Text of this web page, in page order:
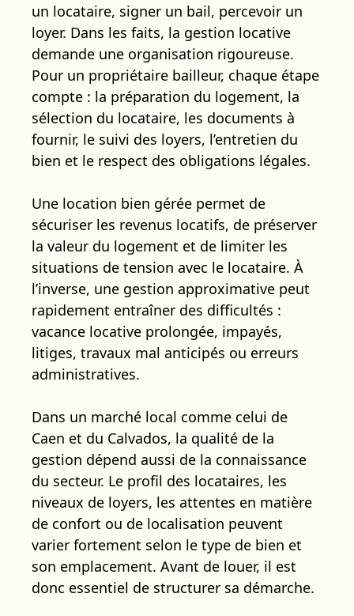
un locataire, signer un bail, percevoir un
loyer. Dans les faits, la gestion locative
demande une organisation rigoureuse.
Pour un propriétaire bailleur, chaque étape
compte : la préparation du logement, la
sélection du locataire, les documents à
fournir, le suivi des loyers, l’entretien du
bien et le respect des obligations légales.
Une location bien gérée permet de
sécuriser les revenus locatifs, de préserver
la valeur du logement et de limiter les
situations de tension avec le locataire. À
l’inverse, une gestion approximative peut
rapidement entraîner des difficultés :
vacance locative prolongée, impayés,
litiges, travaux mal anticipés ou erreurs
administratives.
Dans un marché local comme celui de
Caen et du Calvados, la qualité de la
gestion dépend aussi de la connaissance
du secteur. Le profil des locataires, les
niveaux de loyers, les attentes en matière
de confort ou de localisation peuvent
varier fortement selon le type de bien et
son emplacement. Avant de louer, il est
donc essentiel de structurer sa démarche.